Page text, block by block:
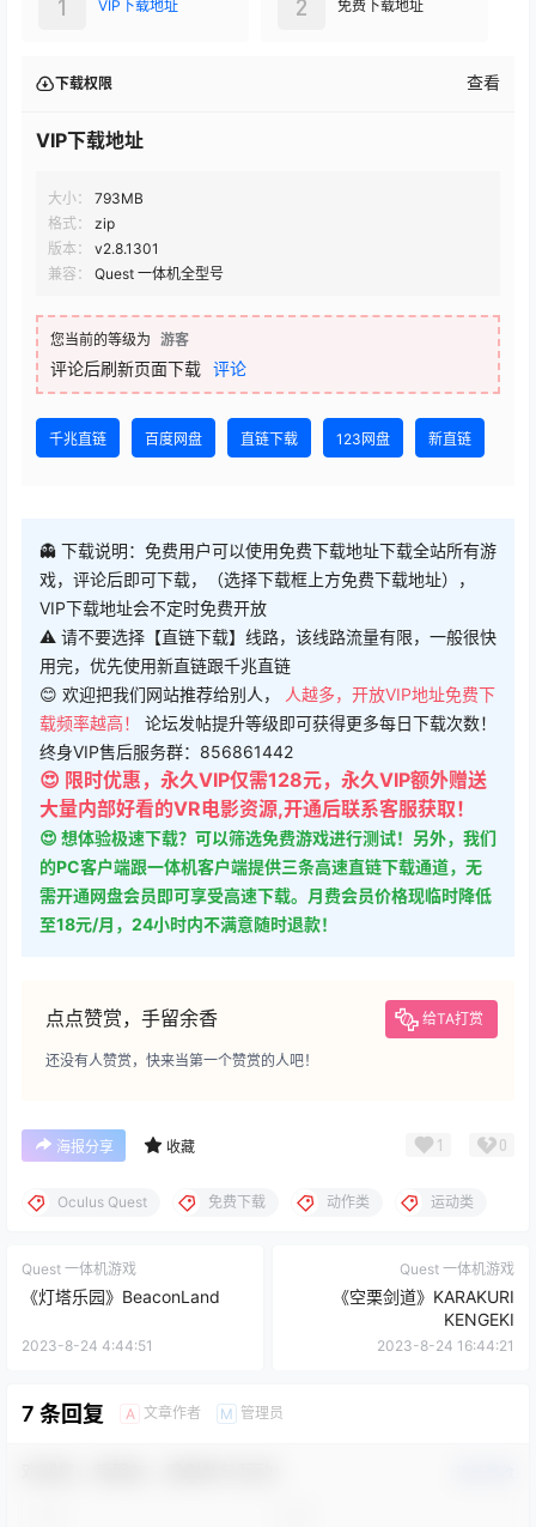
VIP下载地址 免费下载地址
下载权限 查看
VIP下载地址
大小：
793MB
格式：
zip
版本：
v2.8.1301
兼容：
Quest 一体机全型号
您当前的等级为 游客
评论后刷新页面下载 评论
千兆直链 百度网盘 直链下载 123网盘 新直链
👻 下载说明：免费用户可以使用免费下载地址下载全站所有游
戏，评论后即可下载，（选择下载框上方免费下载地址），
VIP下载地址会不定时免费开放
⚠ 请不要选择【直链下载】线路，该线路流量有限，一般很快
用完，优先使用新直链跟千兆直链
😊 欢迎把我们网站推荐给别人，
人越多，开放VIP地址免费下
载频率越高！ 论坛发帖提升等级即可获得更多每日下载次数！
终身VIP售后服务群：856861442
😍 限时优惠，永久VIP仅需128元，永久VIP额外赠送
大量内部好看的VR电影资源,开通后联系客服获取！
😍 想体验极速下载？可以筛选免费游戏进行测试！另外，我们
的PC客户端跟一体机客户端提供三条高速直链下载通道，无
需开通网盘会员即可享受高速下载。月费会员价格现临时降低
至18元/月，24小时内不满意随时退款！
点点赞赏，手留余香 给TA打赏
还没有人赞赏，快来当第一个赞赏的人吧！
海报分享 收藏 1 0
Oculus Quest 免费下载 动作类 运动类
Quest 一体机游戏
《灯塔乐园》BeaconLand
2023-8-24 4:44:51
Quest 一体机游戏
《空栗剑道》KARAKURI
KENGEKI
2023-8-24 16:44:21
7 条回复 A 文章作者 M 管理员